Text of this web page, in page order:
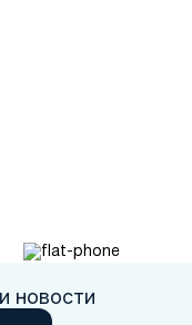
новости